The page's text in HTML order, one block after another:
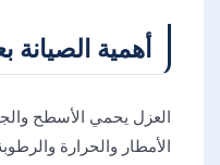
أهمية
العزل يحمي الأسطح
الأمطار والحرارة